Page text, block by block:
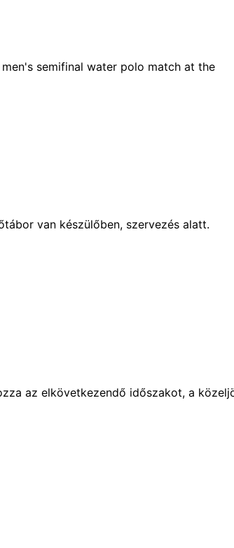
van készülőben, szervezés alatt.
az elkövetkezendő időszakot, a